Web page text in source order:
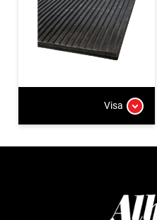
Visa